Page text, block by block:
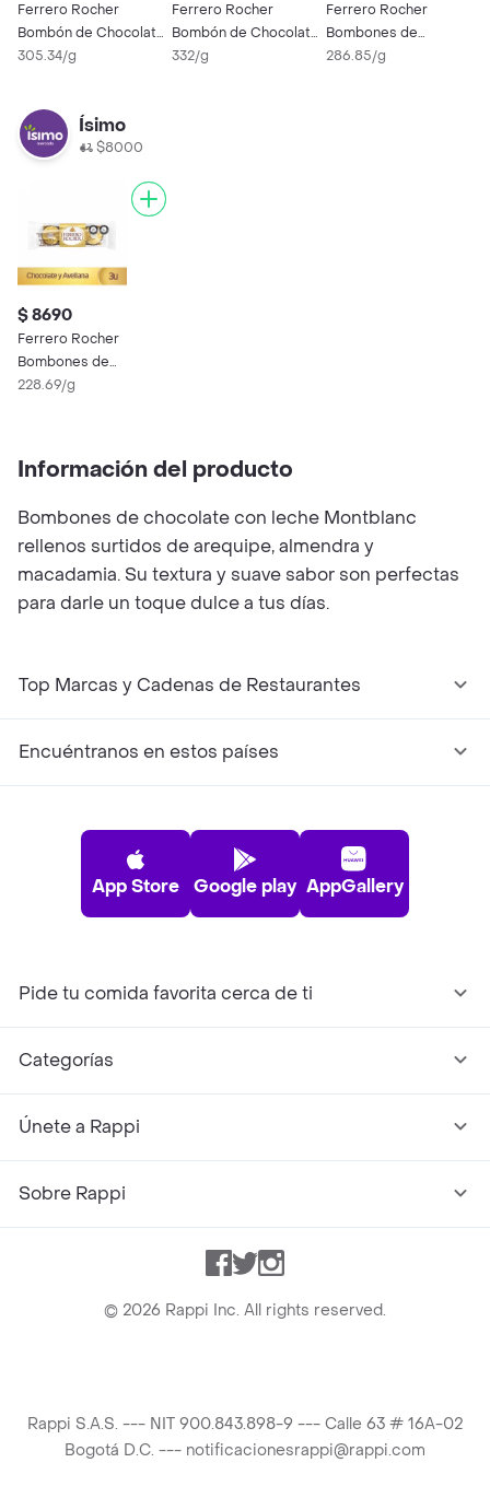
Ferrero Rocher
Bombón de Chocolate
y Avellanas
305.34/g
Ferrero Rocher
Bombón de Chocolate
y Avellana
332/g
Ferrero Rocher
Bombones de
Chocolate y Avellana
286.85/g
Ísimo
$8000
$ 8690
Ferrero Rocher
Bombones de
Chocolate y Avellana
228.69/g
Información del producto
Bombones de chocolate con leche Montblanc
rellenos surtidos de arequipe, almendra y
macadamia. Su textura y suave sabor son perfectas
para darle un toque dulce a tus días.
Top Marcas y Cadenas de Restaurantes
Encuéntranos en estos países
App Store Google play AppGallery
Pide tu comida favorita cerca de ti
Categorías
Únete a Rappi
Sobre Rappi
Facebook
TwitterInstagram
© 2026 Rappi Inc. All rights reserved.
Rappi S.A.S. --- NIT 900.843.898-9 --- Calle 63 # 16A-02
Bogotá D.C. --- notificacionesrappi@rappi.com